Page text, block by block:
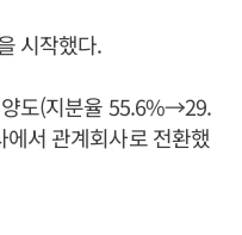
시작했다.
도(지분율 55.6%→29.
서 관계회사로 전환했